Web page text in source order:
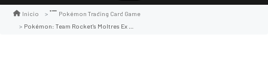
Inicio
Pokémon Trading Card Game
Pokémon: Team Rocket's Moltres Ex Ultra Premium Collection